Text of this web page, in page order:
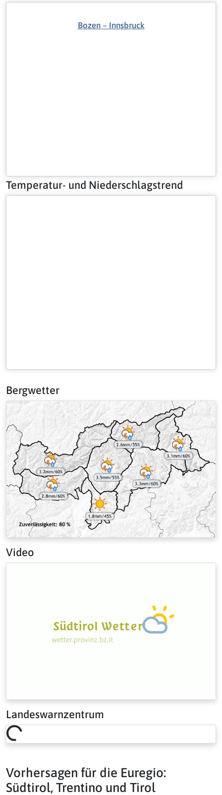
Bozen – Innsbruck
Temperatur- und Niederschlagstrend
Bergwetter
Video
Landeswarnzentrum
Loading risk overview…
Vorhersagen für die Euregio:
Südtirol, Trentino und Tirol